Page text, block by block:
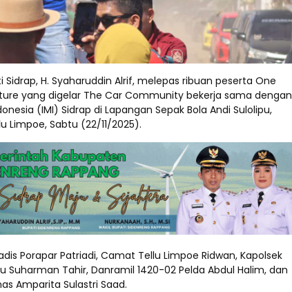
Sidrap, H. Syaharuddin Alrif, melepas ribuan peserta One
yang digelar The Car Community bekerja sama dengan
(IMI) Sidrap di Lapangan Sepak Bola Andi Sulolipu,
Limpoe, Sabtu (22/11/2025).
Porapar Patriadi, Camat Tellu Limpoe Ridwan, Kapolsek
Suharman Tahir, Danramil 1420-02 Pelda Abdul Halim, dan
Amparita Sulastri Saad.